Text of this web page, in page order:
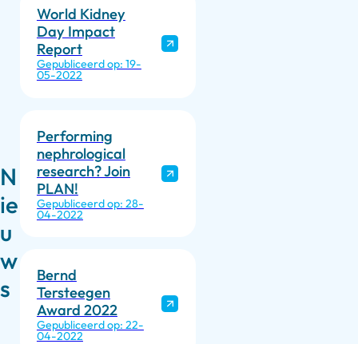
N
ie
u
w
s
World Kidney
Day Impact
Report
Gepubliceerd op: 19-
05-2022
Performing
nephrological
research? Join
PLAN!
Gepubliceerd op: 28-
04-2022
Bernd
Tersteegen
Award 2022
Gepubliceerd op: 22-
04-2022